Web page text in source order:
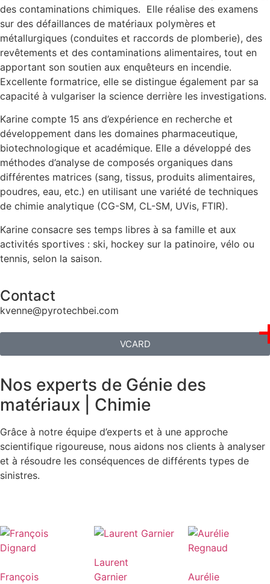
des contaminations chimiques. Elle réalise des examens
sur des défaillances de matériaux polymères et
métallurgiques (conduites et raccords de plomberie), des
revêtements et des contaminations alimentaires, tout en
apportant son soutien aux enquêteurs en incendie.
Excellente formatrice, elle se distingue également par sa
capacité à vulgariser la science derrière les investigations.
Karine compte 15 ans d’expérience en recherche et
développement dans les domaines pharmaceutique,
biotechnologique et académique. Elle a développé des
méthodes d’analyse de composés organiques dans
différentes matrices (sang, tissus, produits alimentaires,
poudres, eau, etc.) en utilisant une variété de techniques
de chimie analytique (CG-SM, CL-SM, UVis, FTIR).
Karine consacre ses temps libres à sa famille et aux
activités sportives : ski, hockey sur la patinoire, vélo ou
tennis, selon la saison.
Contact
kvenne@pyrotechbei.com
VCARD
Nos experts de Génie des
matériaux | Chimie
Grâce à notre équipe d’experts et à une approche
scientifique rigoureuse, nous aidons nos clients à analyser
et à résoudre les conséquences de différents types de
sinistres.
François
Laurent
Garnier
Aurélie